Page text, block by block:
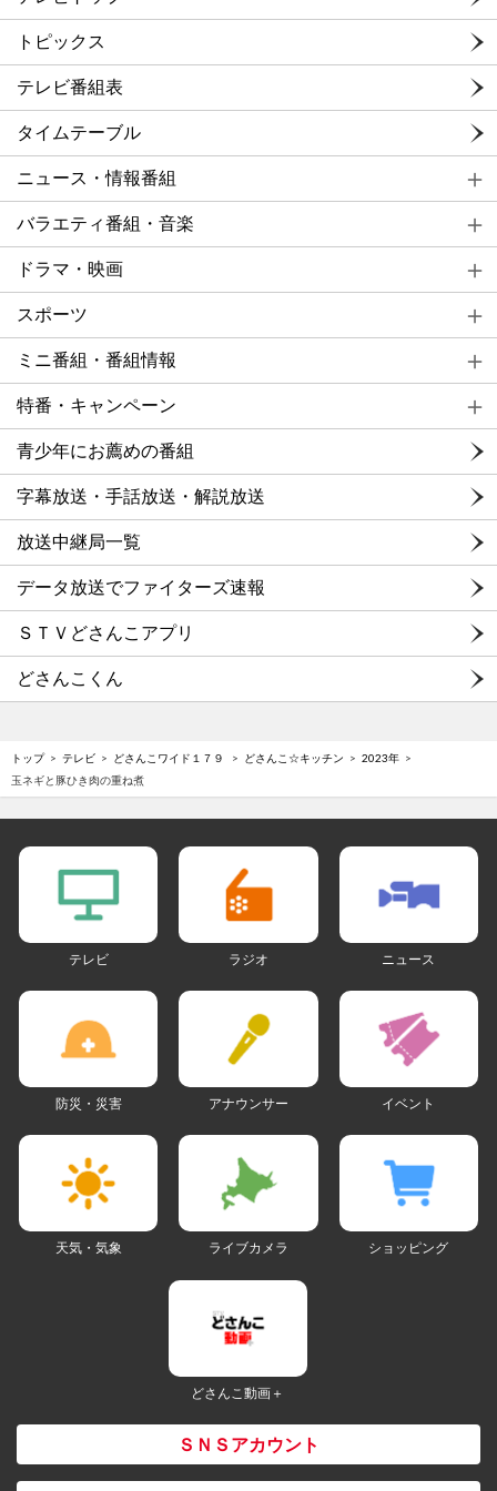
トピックス
テレビ番組表
タイムテーブル
ニュース・情報番組
バラエティ番組・音楽
ドラマ・映画
スポーツ
ミニ番組・番組情報
特番・キャンペーン
青少年にお薦めの番組
字幕放送・手話放送・解説放送
放送中継局一覧
データ放送でファイターズ速報
ＳＴＶどさんこアプリ
どさんこくん
トップ テレビ どさんこワイド１７９ どさんこ☆キッチン
2023年
玉ネギと豚ひき肉の重ね煮
テレビ ラジオ ニュース
防災・災害 アナウンサー イベント
天気・気象 ライブカメラ ショッピング
どさんこ動画＋
ＳＮＳアカウント